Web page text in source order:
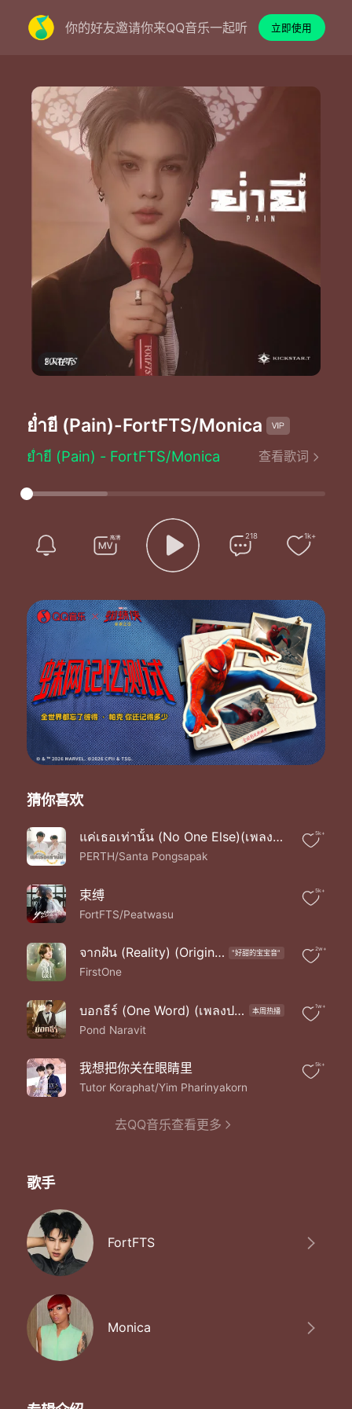
你的好友邀请你来QQ音乐一起听 立即使用
3人在听
ย่ำยี (Pain)-FortFTS/Monica
ย่ำยี (Pain) - FortFTS/Monica
Composed by：MONICA
Produced by：FortFTS
เมือลมหนาวนั้นซัดมา
ฉันให้หยิบยืน อุ่นไอเมื่อต้องการ
แม้วันเวลาจะผ่านพ้นไปตั้งนาน
กี่ครั้งที่เธอทำให้ฉันครึ้มใจ
เพราะมอบให้เธอทั้งหมด
ไม่เหลือ สักอย่าง
เธอทำแล้วทุกทาง
แม้ฉันต้องโดนย่ำยี
ทำไมเธอถึงทำได้ลง
ทำไมเธอถึงให้ฉันทน
เคยบอกว่ารักกันมากเท่าไร
ทุ่มเทจนฉันคนนี้ไม่เหลืออะไร
เพราะความสุขของเธอ
มีค่ากว่าฉันใช่ไหม
ปล่อยให้ฉันเสียใจ เพราะเธอ
ทำไมเธอถึงให้ฉันทน
เคยบอกว่ารักกันมากเท่าไร
ทุ่มเทจนฉันคนนี้ไม่เหลืออะไร
มีค่ากว่าฉันใช่ไหม
ถึงได้มองข้ามไป
ปล่อยให้ฉันเสียใจ
เคยบอกว่ารักกันมากเท่าไร
ทุ่มเทจนฉันคนนี้ไม่เหลืออะไร
ขอให้เวลาช่วยลบเลือน
ลบให้ตายจากใจ
ไม่มีเหลือเยื่อใย
รักเธอ
查看歌词
218 1k+
猜你喜欢
แค่เธอเท่านั้น (No One Else)(เพลงประกอบซีรีส์ สายรหัสเทวดา Perfect 10 Liners)
PERTH/Santa Pongsapak
5k+
束缚
FortFTS/Peatwasu
5k+
จากฝัน (Reality) (Original Soundtrack from "เขมจิราต้องรอด") "好甜的宝宝音"
FirstOne
2w+
บอกธีร์ (One Word) (เพลงประกอบซีรีส์ มีสติหน่อยคุณธีร์ Me and Thee) 本周热播
Pond Naravit
1w+
我想把你关在眼睛里
Tutor Koraphat/Yim Pharinyakorn
5k+
去QQ音乐查看更多
歌手
FortFTS
Monica